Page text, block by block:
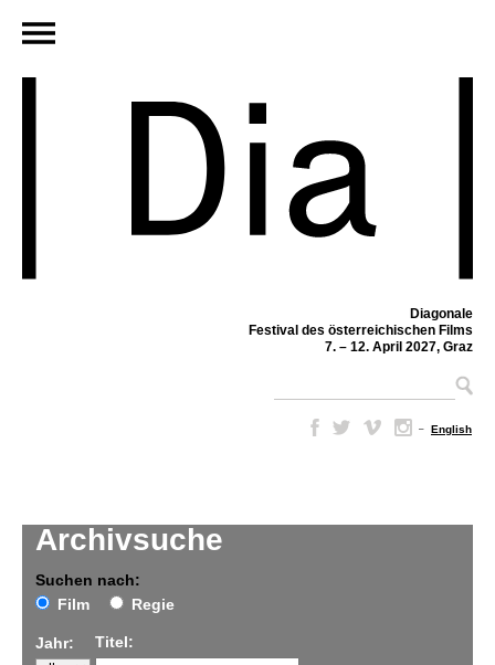
Diagonale
Festival des österreichischen Films
7. – 12. April 2027, Graz
– English
Archivsuche
Suchen nach:
Film
Regie
Jahr: Titel: